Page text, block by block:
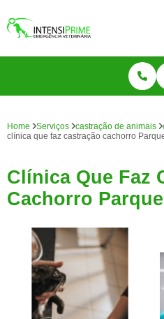
Home Serviços castração de animais
clínica que faz castração cachorro
Clínica Que Faz
Cachorro